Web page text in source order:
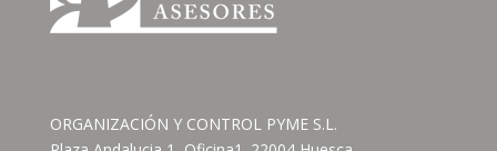
ORGANIZACIÓN Y CONTROL PYME S.L.